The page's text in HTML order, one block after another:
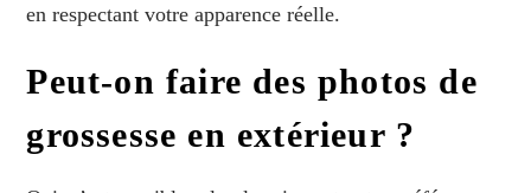
en respectant votre apparence réelle.
Peut-on faire des photos de
grossesse en extérieur ?